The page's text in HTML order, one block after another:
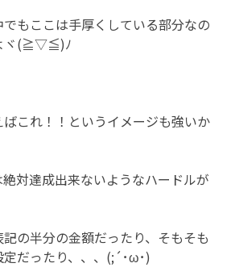
もここは手厚くしている部分なの
ヾ(≧▽≦)ﾉ
これ！！というイメージも強いか
対達成出来ないようなハードルが
の半分の金額だったり、そもそも
だったり、、、(;´･ω･)